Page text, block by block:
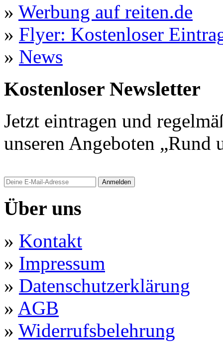
» Werbung auf reiten.de
» Flyer: Kostenloser
» News
Kostenloser Newsletter
Jetzt eintragen und
unseren Angeboten „Rund
Anmelden
Über uns
» Kontakt
» Impressum
» Datenschutzerklärung
» AGB
» Widerrufsbelehrung